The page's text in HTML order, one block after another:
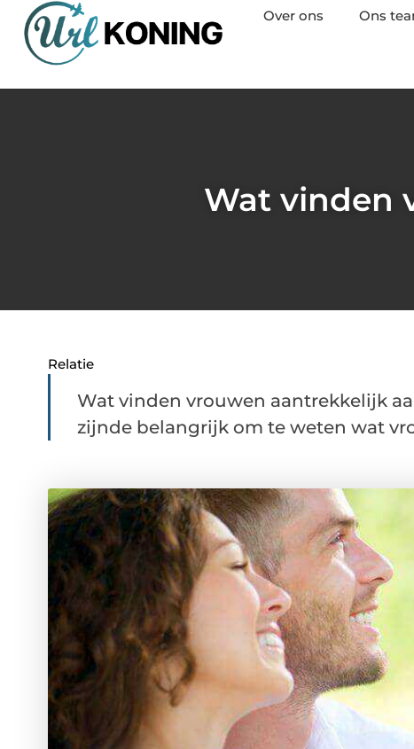
Over ons Ons
Wat vinden
Relatie
Wat vinden vrouwen aantrekkelijk
zijnde belangrijk om te weten wat